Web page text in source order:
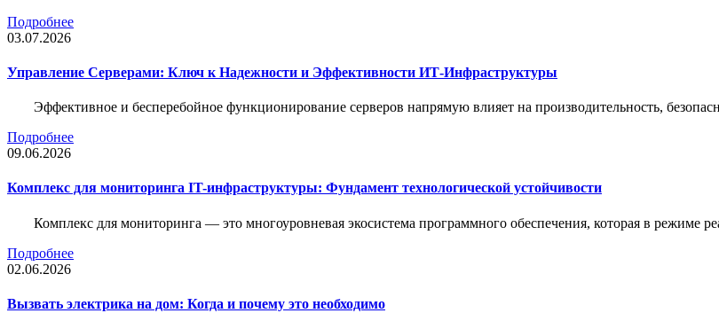
Подробнее
03.07.2026
Управление Серверами: Ключ к Надежности и Эффективности ИТ-Инфраструктуры
Эффективное и бесперебойное функционирование серверов напрямую влияет на производительность,
Подробнее
09.06.2026
Комплекс для мониторинга IT-инфраструктуры: Фундамент технологической устойчивости
Комплекс для мониторинга — это многоуровневая экосистема программного обеспечения, которая в режиме
Подробнее
02.06.2026
Вызвать электрика на дом: Когда и почему это необходимо